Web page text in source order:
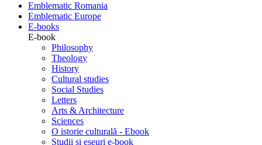
Emblematic Romania
Emblematic Europe
E-books
E-book
Philosophy
Theology
History
Cultural studies
Social Studies
Letters
Arts & Architecture
Sciences
O istorie culturală - Ebook
Studii si eseuri e-book